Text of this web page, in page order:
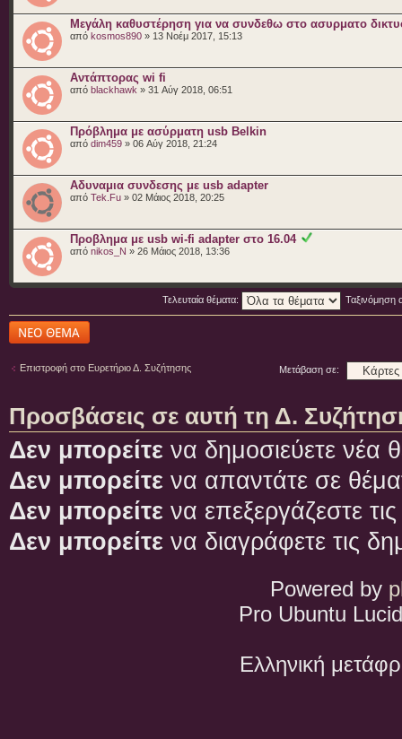
Μεγάλη καθυστέρηση για να συνδεθω στο ασυρματο
από kosmos890 » 13 Νοέμ 2017, 15:13
Αντάπτορας wi fi
από blackhawk » 31 Αύγ 2018, 06:51
Πρόβλημα με ασύρματη usb Belkin
από dim459 » 06 Αύγ 2018, 21:24
Αδυναμια συνδεσης με usb adapter
από Tek.Fu » 02 Μάιος 2018, 20:25
Προβλημα με usb wi-fi adapter στο 16.04
από nikos_N » 26 Μάιος 2018, 13:36
Τελευταία θέματα: Ταξινόμηση
Δημιουργία νέου
θέματος
Επιστροφή στο Ευρετήριο Δ. Συζήτησης Μετάβαση σε:
Προσβάσεις σε αυτή τη Δ.
Δεν μπορείτε να δημοσιεύετε νέα
Δεν μπορείτε να απαντάτε σε
Δεν μπορείτε να επεξεργάζεστε
Δεν μπορείτε να διαγράφετε τις
Powered by
Pro Ubuntu
Ελληνική